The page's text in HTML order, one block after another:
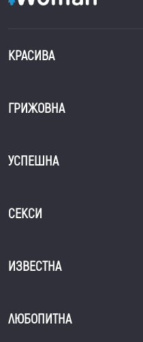
КРАСИВА
ГРИЖОВНА
УСПЕШНА
СЕКСИ
ИЗВЕСТНА
ЛЮБОПИТНА